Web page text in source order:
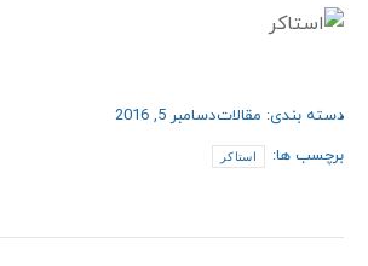
دسته بندی: مقالاتدسامبر 5, 2016
برچسب ها:
استاکر